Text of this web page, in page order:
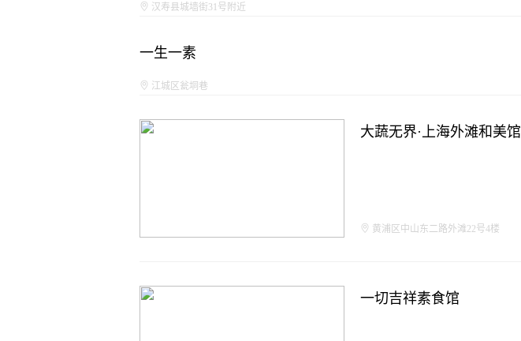
汉寿县城墙街31号附近
一生一素
江城区瓮垌巷
大蔬无界·上海外滩和美馆
黄浦区中山东二路外滩22号4楼
一切吉祥素食馆